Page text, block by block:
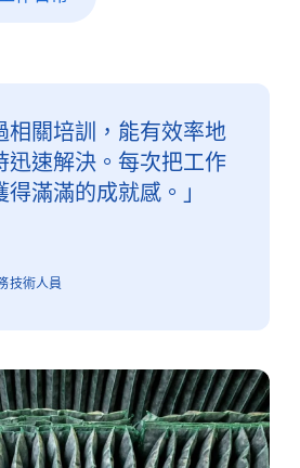
相關​培訓，​能​有效率​地​
迅速​解決。​每​次​把​工作​
滿滿​的​成​就​感。​」
技術​人員